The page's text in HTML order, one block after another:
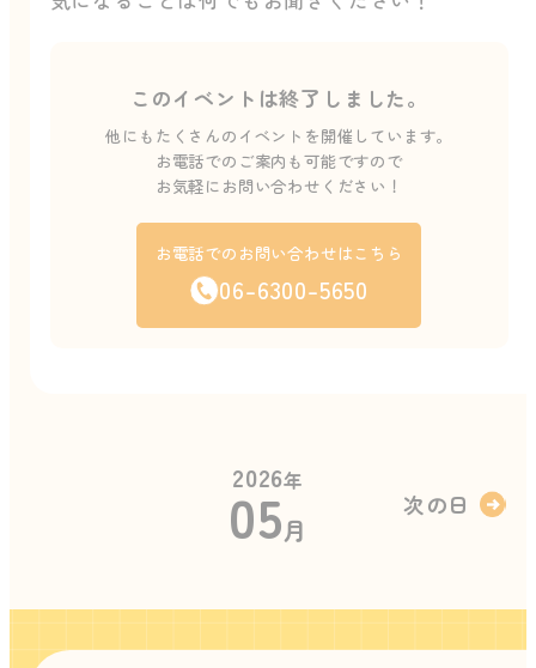
このイベントは終了しました。
他にもたくさんのイベントを開催しています。
お電話でのご案内も可能ですので
お気軽にお問い合わせください！
お電話でのお問い合わせはこちら
06-6300-5650
2026年
05月
次の日